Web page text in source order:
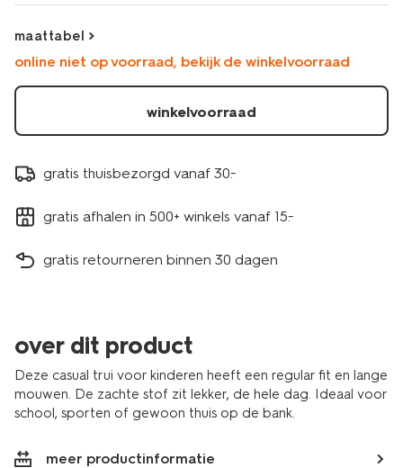
30710911DARKGREY.html
maattabel
online niet op voorraad, bekijk de winkelvoorraad
winkelvoorraad
gratis thuisbezorgd vanaf 30.-
gratis afhalen in 500+ winkels vanaf 15.-
gratis retourneren binnen 30 dagen
over dit product
Deze casual trui voor kinderen heeft een regular fit en lange
mouwen. De zachte stof zit lekker, de hele dag. Ideaal voor
school, sporten of gewoon thuis op de bank.
meer productinformatie